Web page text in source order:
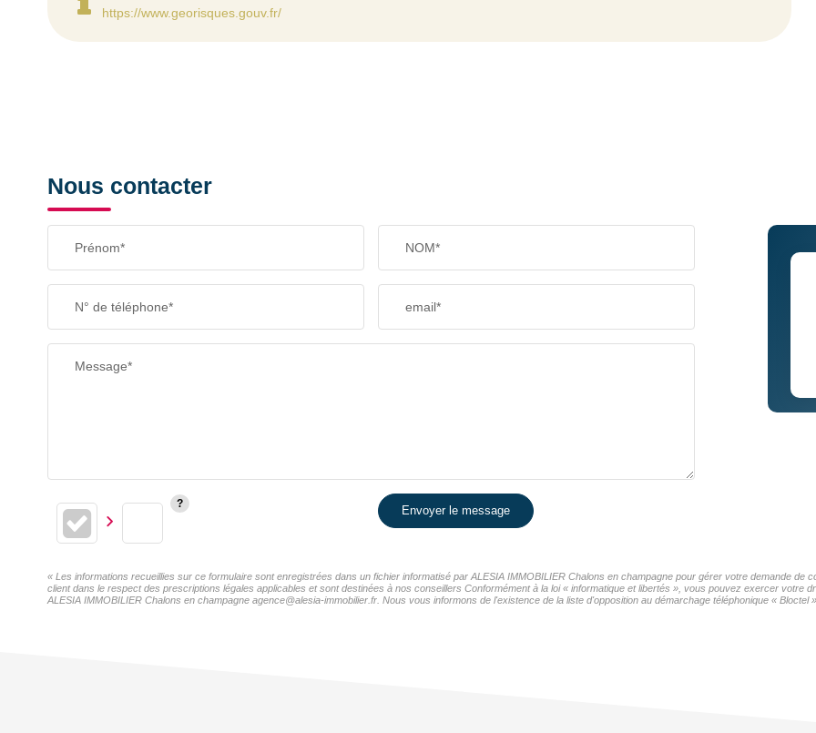
https://www.georisques.gouv.fr/
Nous contacter
Prénom* NOM*
N° de téléphone* email*
Message*
Envoyer le message
« Les informations recueillies sur ce formulaire sont enregistrées dans un fichier informatisé par ALESIA IMMOBILIER Chalons en champagne pour gérer votre demande
client dans le respect des prescriptions légales applicables et sont destinées à nos conseillers Conformément à la loi « informatique et libertés », vous pouvez exercer votre
ALESIA IMMOBILIER Chalons en champagne agence@alesia-immobilier.fr. Nous vous informons de l'existence de la liste d'opposition au démarchage téléphonique «